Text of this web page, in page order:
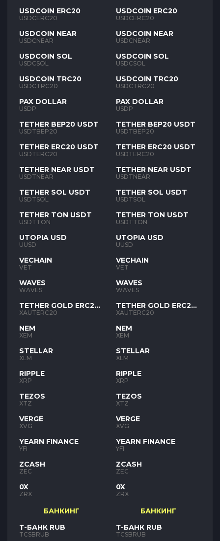
USDCOIN ERC20
USDCERC20
USDCOIN NEAR
USDCNEAR
USDCOIN SOL
USDCSOL
USDCOIN TRC20
USDCTRC20
PAX DOLLAR
USDP
TETHER BEP20 USDT
USDTBEP20
TETHER ERC20 USDT
USDTERC20
TETHER NEAR USDT
USDTNEAR
TETHER SOL USDT
USDTSOL
TETHER TON USDT
USDTTON
UTOPIA USD
UUSD
VECHAIN
VET
WAVES
WAVES
TETHER GOLD ERC20
XAUT
XAUTERC20
NEM
XEM
STELLAR
XLM
RIPPLE
XRP
TEZOS
XTZ
VERGE
XVG
YEARN FINANCE
YFI
ZCASH
ZEC
0X
ZRX
БАНКИНГ
Т-БАНК RUB
TCSBRUB
USDCOIN ERC20
USDCERC20
USDCOIN NEAR
USDCNEAR
USDCOIN SOL
USDCSOL
USDCOIN TRC20
USDCTRC20
PAX DOLLAR
USDP
TETHER BEP20 USDT
USDTBEP20
TETHER ERC20 USDT
USDTERC20
TETHER NEAR USDT
USDTNEAR
TETHER SOL USDT
USDTSOL
TETHER TON USDT
USDTTON
UTOPIA USD
UUSD
VECHAIN
VET
WAVES
WAVES
TETHER GOLD ERC20
XAUT
XAUTERC20
NEM
XEM
STELLAR
XLM
RIPPLE
XRP
TEZOS
XTZ
VERGE
XVG
YEARN FINANCE
YFI
ZCASH
ZEC
0X
ZRX
БАНКИНГ
Т-БАНК RUB
TCSBRUB